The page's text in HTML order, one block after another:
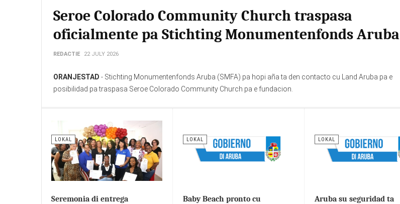
Seroe Colorado Community Church traspasa
oficialmente pa Stichting Monumentenfonds Aruba
REDACTIE 22 JULY 2026
ORANJESTAD - Stichting Monumentenfonds Aruba (SMFA) pa hopi aña ta den contacto cu Land Aruba pa e
posibilidad pa traspasa Seroe Colorado Community Church pa e fundacion.
LOKAL
Seremonia di entrega
LOKAL
Baby Beach pronto cu
LOKAL
Aruba su seguridad ta